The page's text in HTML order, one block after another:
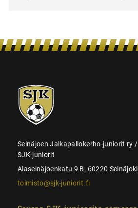
SJK-
juniorit
Seinäjoen Jalkapallokerho-juniorit ry /
SJK-juniorit
Alaseinäjoenkatu 9 B, 60220 Seinäjoki
toimisto@sjk-juniorit.fi